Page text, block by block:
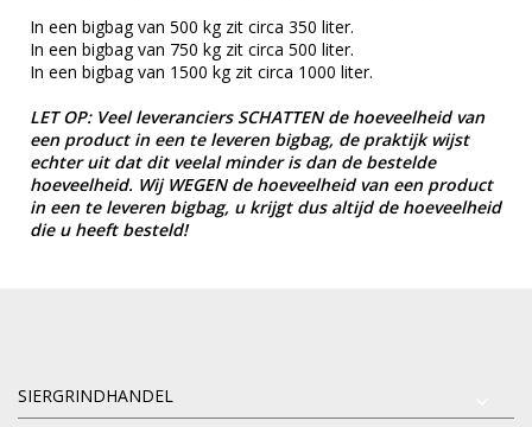
In een bigbag van 500 kg zit circa 350 liter.
In een bigbag van 750 kg zit circa 500 liter.
In een bigbag van 1500 kg zit circa 1000 liter.
LET OP: Veel leveranciers SCHATTEN de hoeveelheid van
een product in een te leveren bigbag, de praktijk wijst
echter uit dat dit veelal minder is dan de bestelde
hoeveelheid. Wij WEGEN de hoeveelheid van een product
in een te leveren bigbag, u krijgt dus altijd de hoeveelheid
die u heeft besteld!
SIERGRINDHANDEL